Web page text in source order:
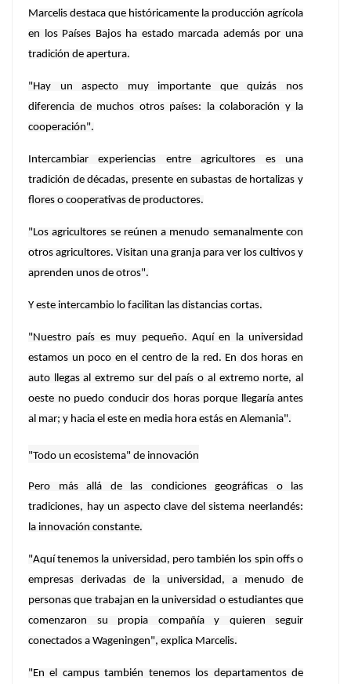
Marcelis destaca que históricamente la producción agrícola
en los Países Bajos ha estado marcada además por una
tradición de apertura.
"Hay un aspecto muy importante que quizás nos
diferencia de muchos otros países: la colaboración y la
cooperación".
Intercambiar experiencias entre agricultores es una
tradición de décadas, presente en subastas de hortalizas y
flores o cooperativas de productores.
"Los agricultores se reúnen a menudo semanalmente con
otros agricultores. Visitan una granja para ver los cultivos y
aprenden unos de otros".
Y este intercambio lo facilitan las distancias cortas.
"Nuestro país es muy pequeño. Aquí en la universidad
estamos un poco en el centro de la red. En dos horas en
auto llegas al extremo sur del país o al extremo norte, al
oeste no puedo conducir dos horas porque llegaría antes
al mar; y hacia el este en media hora estás en Alemania".
"Todo un ecosistema" de innovación
Pero más allá de las condiciones geográficas o las
tradiciones, hay un aspecto clave del sistema neerlandés:
la innovación constante.
"Aquí tenemos la universidad, pero también los spin offs o
empresas derivadas de la universidad, a menudo de
personas que trabajan en la universidad o estudiantes que
comenzaron su propia compañía y quieren seguir
conectados a Wageningen", explica Marcelis.
"En el campus también tenemos los departamentos de